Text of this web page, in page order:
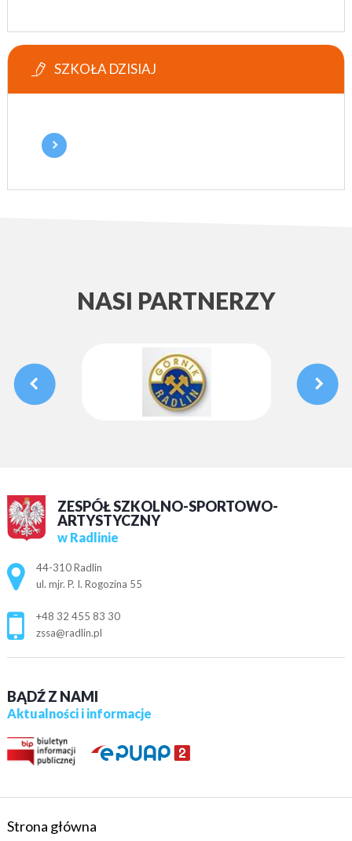
SZKOŁA DZISIAJ
NASI PARTNERZY
ZESPÓŁ SZKOLNO-SPORTOWO-
ARTYSTYCZNY
w Radlinie
Adres pocztowy:
44-310 Radlin
ul. mjr. P. I. Rogozina 55
+48 32 455 83 30
zssa@radlin.pl
BĄDŹ Z NAMI
Aktualności i informacje
Strona główna